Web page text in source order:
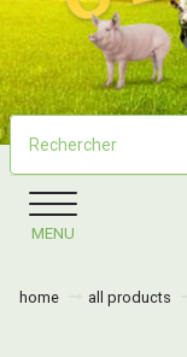
MENU
home all products